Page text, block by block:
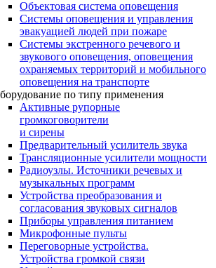
Объектовая система оповещения
Системы оповещения и управления
эвакуацией людей при пожаре
Системы экстренного речевого и
звукового оповещения, оповещения
охраняемых территорий и мобильного
оповещения на транспорте
по типу применения
Активные рупорные
громкоговорители
и сирены
Предварительный усилитель звука
Трансляционные усилители мощности
Радиоузлы. Источники речевых и
музыкальных программ
Устройства преобразования и
согласования звуковых сигналов
Приборы управления питанием
Микрофонные пульты
Переговорные устройства.
Устройства громкой связи